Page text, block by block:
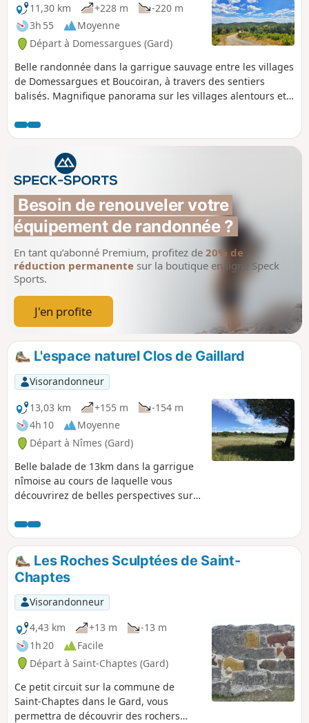
11,30 km
+228 m
-220 m
3h 55
Moyenne
Départ à Domessargues (Gard)
Belle randonnée dans la garrigue sauvage entre les villages
de Domessargues et Boucoiran, à travers des sentiers
balisés. Magnifique panorama sur les villages alentours et
Besoin de renouveler votre
équipement de randonnée ?
En tant qu’abonné Premium, profitez de 20% de
réduction permanente sur la boutique en ligne Speck
Sports.
J'en profite
L'espace naturel Clos de Gaillard
Visorandonneur
13,03 km
+155 m
-154 m
4h 10
Moyenne
Départ à Nîmes (Gard)
Belle balade de 13km dans la garrigue
nîmoise au cours de laquelle vous
découvrirez de belles perspectives sur
et la végétation méditerranéenne : pins,
cèdres, figuiers, oliviers, arbousiers,
chênes verts, chênes kermès...
Les Roches Sculptées de Saint-
Chaptes
Visorandonneur
4,43 km
+13 m
-13 m
1h 20
Facile
Départ à Saint-Chaptes (Gard)
Ce petit circuit sur la commune de
Saint-Chaptes dans le Gard, vous
permettra de découvrir des rochers